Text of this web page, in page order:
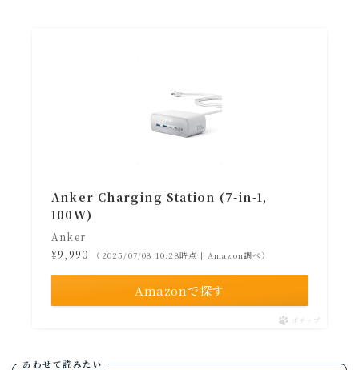
Anker Charging Station (7-in-1,
100W)
Anker
¥9,990
（2025/07/08 10:28時点 | Amazon調べ）
Amazonで探す
ポチップ
あわせて読みたい